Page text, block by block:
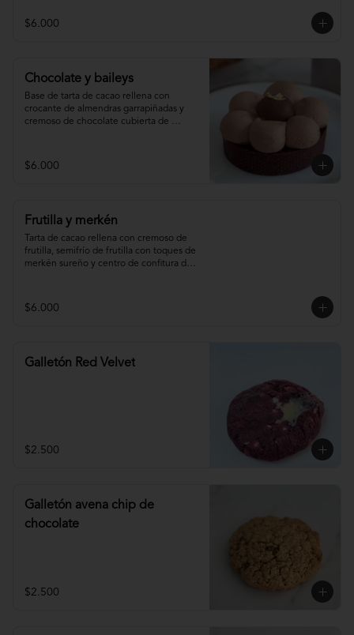
$6.000
Chocolate y baileys
Base de tarta de cacao rellena con
crocante de almendras garrapiñadas y
cremoso de chocolate cubierta de
$6.000
Frutilla y merkén
Tarta de cacao rellena con cremoso de
frutilla, semifrío de frutilla con toques de
merkén sureño y centro de confitura de
$6.000
Galletón Red Velvet
$2.500
Galletón avena chip de
chocolate
$2.500